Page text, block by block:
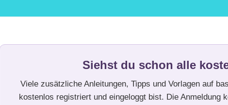
Siehst du schon alle
Viele zusätzliche Anleitungen, Tipps und Vorlagen auf
kostenlos registriert und eingeloggt bist. Die Anmeldung